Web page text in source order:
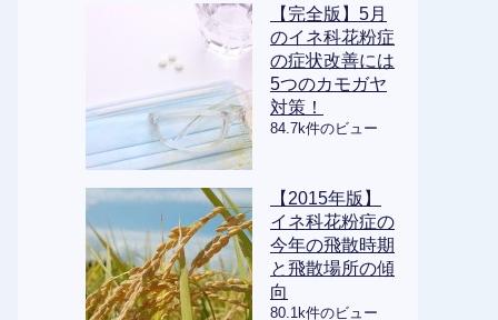
【完全版】5月
のイネ科花粉症
の症状改善には
5つのカモガヤ
対策！
84.7k件のビュー
【2015年版】
イネ科花粉症の
今年の飛散時期
と飛散場所の傾
向
80.1k件のビュー